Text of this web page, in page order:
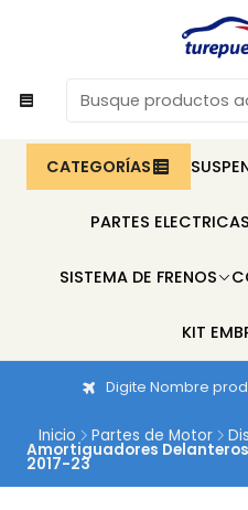
CATEGORÍAS
PARTES ELECTRICAS
SISTEMA DE FRENOS
KIT
Digite Nombre
Inicio Partes de Motor
Amortiguadores Delanteros
2017-23